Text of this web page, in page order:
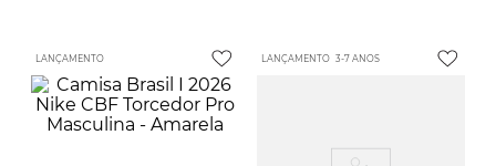
LANÇAMENTO LANÇAMENTO 3-7 ANOS